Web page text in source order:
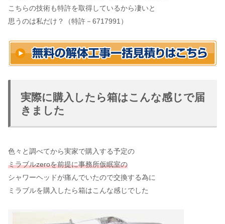
こちらの技術も特許を取得しているから凄いと
思うのは私だけ？（特許－6717991）
実際に購入したら箱はこんな感じで届
きました
色々と調べてから実家で購入する予定の
ミラブルzeroを前提に事務所仮眠室の
シャワーヘッドが痛んでいたので交換する為に
ミラブルを購入したら箱はこんな感じでした